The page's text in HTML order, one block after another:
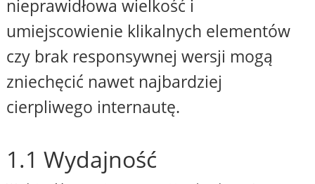
nieprawidłowa wielkość i
umiejscowienie klikalnych elementów
czy brak responsywnej wersji mogą
zniechęcić nawet najbardziej
cierpliwego internautę.
1.1 Wydajność